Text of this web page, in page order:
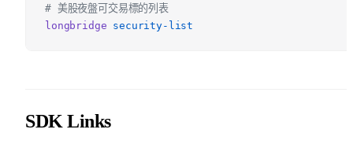
# 美股夜盤可交易標的列表
longbridge security-list
SDK Links